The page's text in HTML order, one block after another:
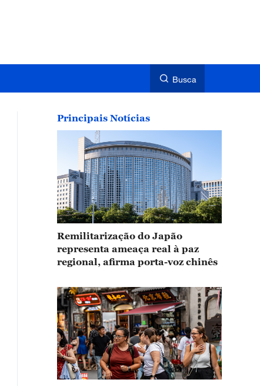
Busca
Principais Notícias
Remilitarização do Japão
representa ameaça real à paz
regional, afirma porta-voz chinês